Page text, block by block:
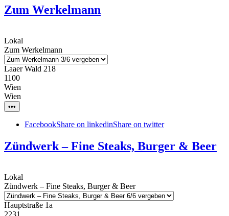
Zum Werkelmann
Lokal
Zum Werkelmann
Laaer Wald 218
1100
Wien
Wien
•••
FacebookShare on linkedinShare on twitter
Zündwerk – Fine Steaks, Burger & Beer
Lokal
Zündwerk – Fine Steaks, Burger & Beer
Hauptstraße 1a
2231